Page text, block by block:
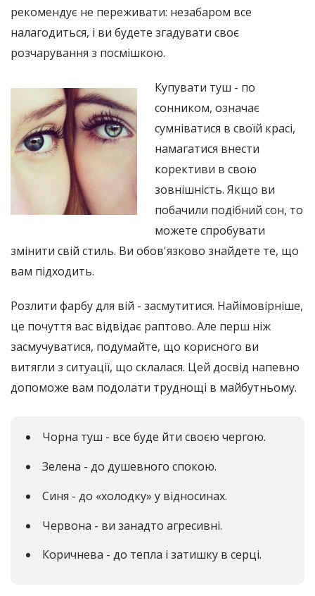
рекомендує не переживати: незабаром все
налагодиться, і ви будете згадувати своє
розчарування з посмішкою.
Купувати туш - по
сонником, означає
сумніватися в своїй красі,
намагатися внести
корективи в свою
зовнішність. Якщо ви
побачили подібний сон, то
можете спробувати
змінити свій стиль. Ви обов'язково знайдете те, що
вам підходить.
Розлити фарбу для вій - засмутитися. Найімовірніше,
це почуття вас відвідає раптово. Але перш ніж
засмучуватися, подумайте, що корисного ви
витягли з ситуації, що склалася. Цей досвід напевно
допоможе вам подолати труднощі в майбутньому.
Чорна туш - все буде йти своєю чергою.
Зелена - до душевного спокою.
Синя - до «холодку» у відносинах.
Червона - ви занадто агресивні.
Коричнева - до тепла і затишку в серці.